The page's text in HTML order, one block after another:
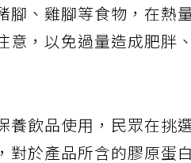
、雞腳等食物，在熱
，以免過量造成肥胖
飲品使用，民眾在挑